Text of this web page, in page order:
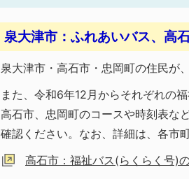
泉大津市：ふれあいバス、高
泉大津市・高石市・忠岡町の住民が
また、令和6年12月からそれぞれの
高石市、忠岡町のコースや時刻表な
確認ください。なお、詳細は、各市
高石市：福祉バス(らくらく号)